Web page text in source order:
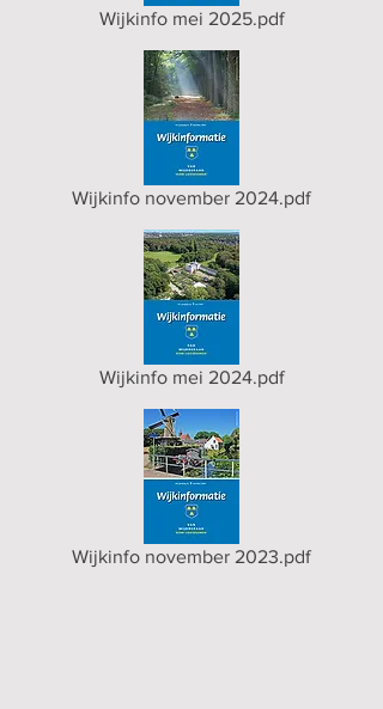
Wijkinfo mei 2025.pdf
Wijkinfo november 2024.pdf
Wijkinfo mei 2024.pdf
Wijkinfo november 2023.pdf